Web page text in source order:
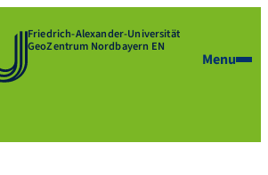
Friedrich-Alexander-Universität
GeoZentrum Nordbayern EN
Menu